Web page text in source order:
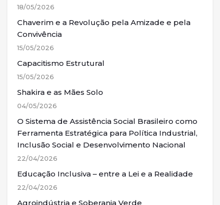
18/05/2026
Chaverim e a Revolução pela Amizade e pela
Convivência
15/05/2026
Capacitismo Estrutural
15/05/2026
Shakira e as Mães Solo
04/05/2026
O Sistema de Assistência Social Brasileiro como
Ferramenta Estratégica para Política Industrial,
Inclusão Social e Desenvolvimento Nacional
22/04/2026
Educação Inclusiva – entre a Lei e a Realidade
22/04/2026
Agroindústria e Soberania Verde